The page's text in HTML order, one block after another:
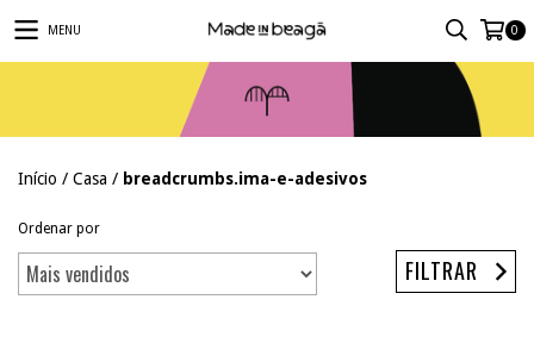
MENU 0
Início / Casa / breadcrumbs.ima-e-adesivos
Ordenar por
FILTRAR